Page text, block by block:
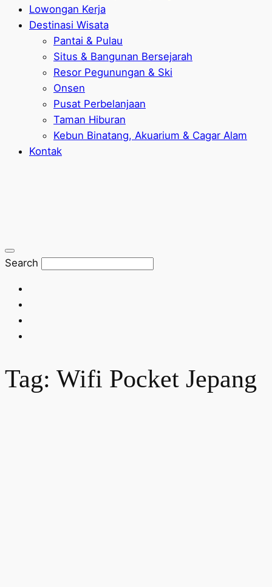
Lowongan Kerja
Destinasi Wisata
Pantai & Pulau
Situs & Bangunan Bersejarah
Resor Pegunungan & Ski
Onsen
Pusat Perbelanjaan
Taman Hiburan
Kebun Binatang, Akuarium & Cagar Alam
Kontak
Search
Tag: Wifi Pocket Jepang